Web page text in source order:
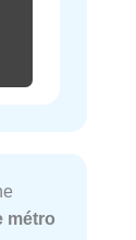
métro